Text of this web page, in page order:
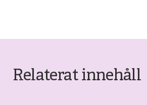
Relaterat innehåll